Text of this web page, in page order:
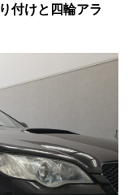
付けと四輪アラ